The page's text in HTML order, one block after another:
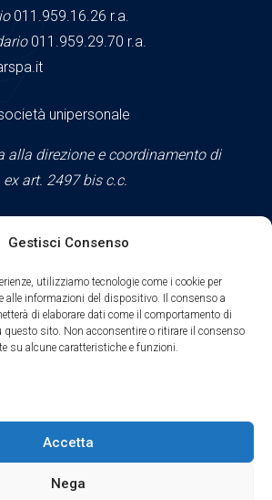
Gestisci Consenso
utilizziamo tecnologie come i cookie per
alle informazioni del dispositivo. Il consenso a
di elaborare dati come il comportamento di
questo sito. Non acconsentire o ritirare il consenso
su alcune caratteristiche e funzioni.
Accetta
Nega
011.959.16.26 r.a.
011.959.29.70 r.a.
unipersonale
alla direzione e coordinamento di
ex art. 2497 bis c.c.